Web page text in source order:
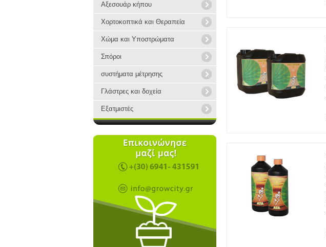
Αξεσουάρ κήπου
Χορτοκοπτικά και Θεραπεία
Χώμα και Υποστρώματα
Σπόροι
συστήματα μέτρησης
Γλάστρες και δοχεία
Εξατμιστές